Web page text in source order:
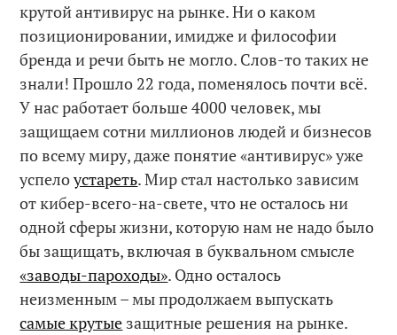
крутой антивирус на рынке. Ни о каком
позиционировании, имидже и философии
бренда и речи быть не могло. Слов-то таких не
знали! Прошло 22 года, поменялось почти всё.
У нас работает больше 4000 человек, мы
защищаем сотни миллионов людей и бизнесов
по всему миру, даже понятие «антивирус» уже
успелоустареть. Мир стал настолько зависим
от кибер-всего-на-свете, что не осталось ни
одной сферы жизни, которую нам не надо было
бы защищать, включая в буквальном смысле
«заводы-пароходы». Одно осталось
неизменным – мы продолжаем выпускать
самые крутые защитные решения на рынке.